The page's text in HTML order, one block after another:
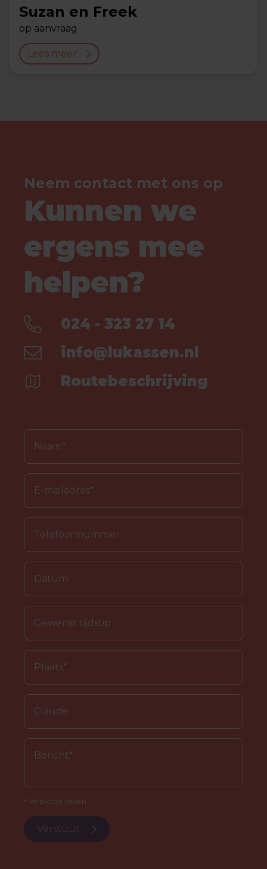
Suzan en Freek
op aanvraag
Lees meer
Neem contact met ons op
Kunnen we
ergens mee
helpen?
024 - 323 27 14
info@lukassen.nl
Routebeschrijving
* Verplichte velden.
Verstuur